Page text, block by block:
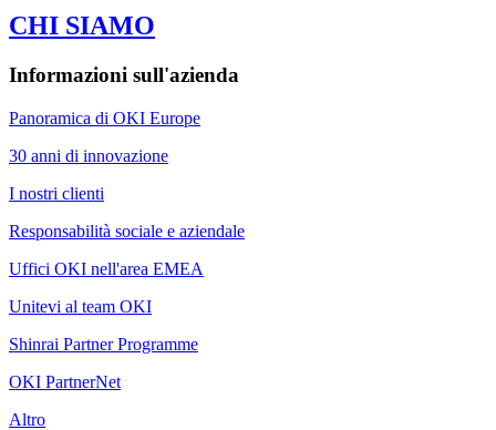
CHI SIAMO
Informazioni sull'azienda
Panoramica di OKI Europe
30 anni di innovazione
I nostri clienti
Responsabilità sociale e aziendale
Uffici OKI nell'area EMEA
Unitevi al team OKI
Shinrai Partner Programme
OKI PartnerNet
Altro